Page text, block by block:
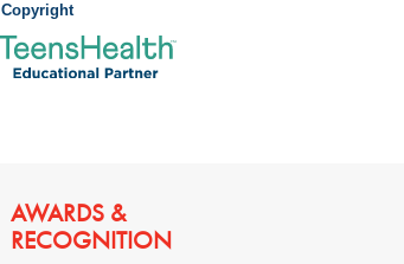
Copyright
AWARDS &
RECOGNITION